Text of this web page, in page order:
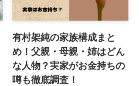
有村架純の家族構成まと
め！父親・母親・姉はどん
な人物？実家がお金持ちの
噂も徹底調査！